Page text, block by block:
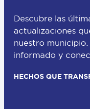
Descubre las
actualizaciones
nuestro
informado y
HECHOS QUE